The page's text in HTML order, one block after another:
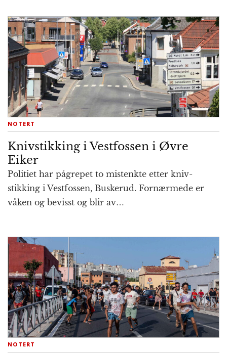
NOTERT
Knivstikking i Vestfossen i Øvre
Eiker
Politiet har pågrepet to mis­tenkte etter kniv­
stikking i Vest­fossen, Buskerud. Fornær­mede er
våken og bevisst og blir av…
NOTERT